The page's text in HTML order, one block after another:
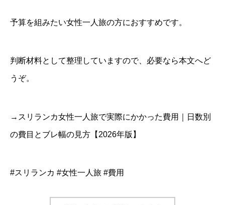
予算を組みたい女性一人旅の方におすすめです。
判断材料として整理していますので、必要なら本文へど
うぞ。
→スリランカ女性一人旅で実際にかかった費用｜日数別
の費目とブレ幅の見方【2026年版】
#スリランカ #女性一人旅 #費用